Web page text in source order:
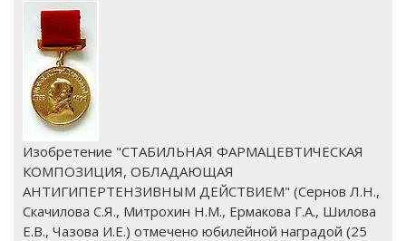
Изобретение "СТАБИЛЬНАЯ ФАРМАЦЕВТИЧЕСКАЯ
КОМПОЗИЦИЯ, ОБЛАДАЮЩАЯ
АНТИГИПЕРТЕНЗИВНЫМ ДЕЙСТВИЕМ" (Сернов Л.Н.,
Скачилова С.Я., Митрохин Н.М., Ермакова Г.А., Шилова
Е.В., Чазова И.Е.) отмечено юбилейной наградой (25